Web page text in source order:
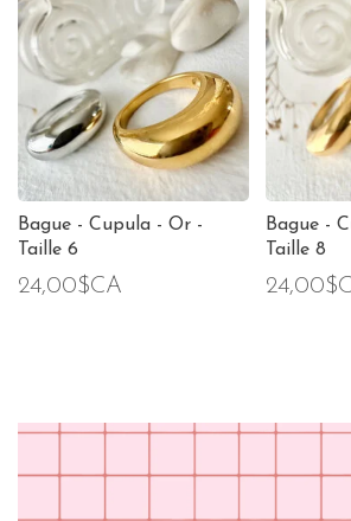
Bague - Cupula - Or -
Taille 6
24,00$CA
Bague -
Taille 8